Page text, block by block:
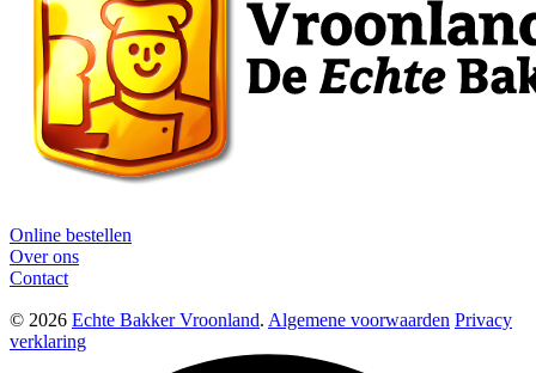
Online bestellen
Over ons
Contact
© 2026 Echte Bakker Vroonland. Algemene voorwaarden Privacy
verklaring